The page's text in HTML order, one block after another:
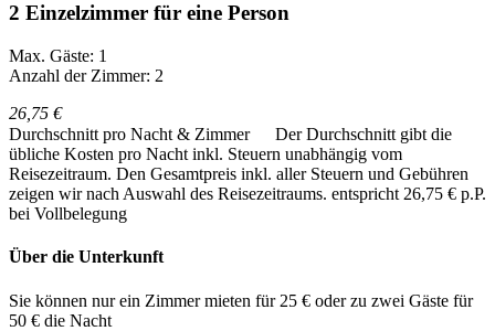
2 Einzelzimmer für eine Person
Max. Gäste: 1
Anzahl der Zimmer: 2
26,75 €
Durchschnitt pro Nacht & Zimmer
Der Durchschnitt gibt die
übliche Kosten pro Nacht inkl. Steuern unabhängig vom
Reisezeitraum. Den Gesamtpreis inkl. aller Steuern und Gebühren
zeigen wir nach Auswahl des Reisezeitraums. entspricht 26,75 € p.P.
bei Vollbelegung
Über die Unterkunft
Sie können nur ein Zimmer mieten für 25 € oder zu zwei Gäste für
50 € die Nacht